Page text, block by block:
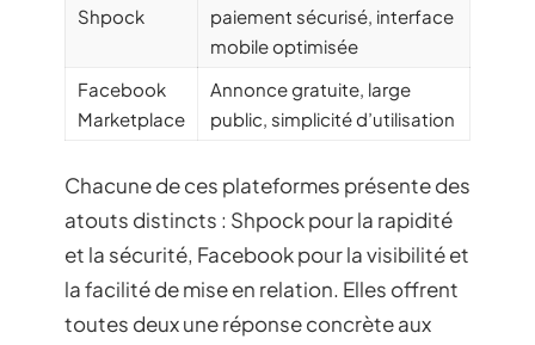
Shpock
paiement sécurisé, interface
mobile optimisée
Facebook
Marketplace
Annonce gratuite, large
public, simplicité d’utilisation
Chacune de ces plateformes présente des
atouts distincts : Shpock pour la rapidité
et la sécurité, Facebook pour la visibilité et
la facilité de mise en relation. Elles offrent
toutes deux une réponse concrète aux